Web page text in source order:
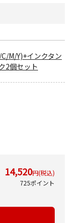
M/Y)+インクタン
2個セット
14,520円(税込)
725ポイント